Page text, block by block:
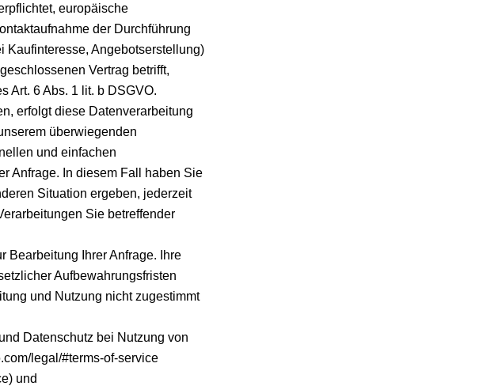
europäische
der Durchführung
Kaufinteresse, Angebotserstellung)
Vertrag betrifft,
Art. 6 Abs. 1 lit. b DSGVO.
erfolgt diese Datenverarbeitung
überwiegenden
und einfachen
Anfrage. In diesem Fall haben Sie
Situation ergeben, jederzeit
Sie betreffender
Bearbeitung Ihrer Anfrage. Ihre
Aufbewahrungsfristen
und Nutzung nicht zugestimmt
Datenschutz bei Nutzung von
legal/#terms-of-service
und